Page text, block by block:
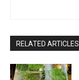
RELATED ARTICLES